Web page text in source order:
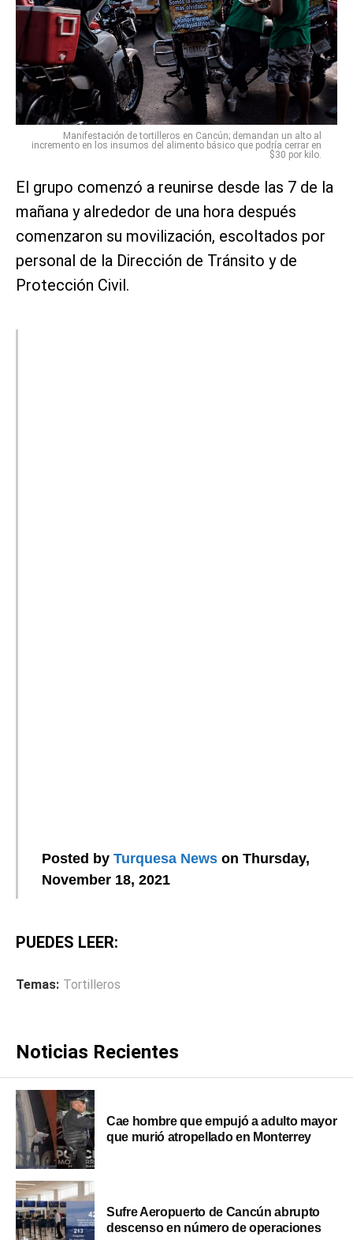
Manifestación de tortilleros en Cancún; demandan un alto al
incremento en los insumos del alimento básico que podría cerrar en
$30 por kilo.
El grupo comenzó a reunirse desde las 7 de la
mañana y alrededor de una hora después
comenzaron su movilización, escoltados por
personal de la Dirección de Tránsito y de
Protección Civil.
Posted by Turquesa News on Thursday,
November 18, 2021
PUEDES LEER:
Temas: Tortilleros
Noticias Recientes
Cae hombre que empujó a adulto mayor
que murió atropellado en Monterrey
Sufre Aeropuerto de Cancún abrupto
descenso en número de operaciones